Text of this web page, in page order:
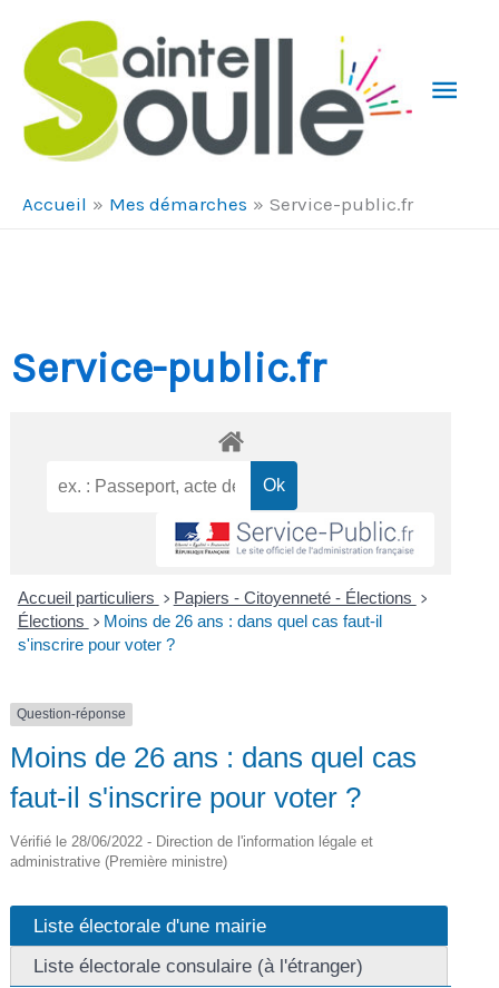
Accueil Mes démarches Service-public.fr
Service-public.fr
Accueil particuliers > Papiers - Citoyenneté - Élections >
Élections > Moins de 26 ans : dans quel cas faut-il
s'inscrire pour voter ?
Question-réponse
Moins de 26 ans : dans quel cas
faut-il s'inscrire pour voter ?
Vérifié le 28/06/2022 - Direction de l'information légale et
administrative (Première ministre)
Liste électorale d'une mairie
Liste électorale consulaire (à l'étranger)